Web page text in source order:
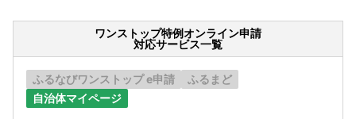
ワンストップ特例オンライン申請
対応サービス一覧
ふるなびワンストップ e申請
ふるまど
自治体マイページ